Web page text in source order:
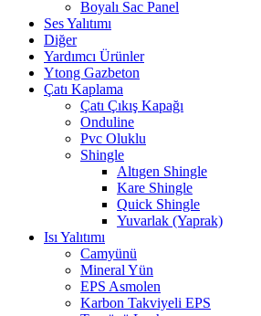
Boyalı Sac Panel
Ses Yalıtımı
Diğer
Yardımcı Ürünler
Ytong Gazbeton
Çatı Kaplama
Çatı Çıkış Kapağı
Onduline
Pvc Oluklu
Shingle
Altıgen Shingle
Kare Shingle
Quick Shingle
Yuvarlak (Yaprak)
Isı Yalıtımı
Camyünü
Mineral Yün
EPS Asmolen
Karbon Takviyeli EPS